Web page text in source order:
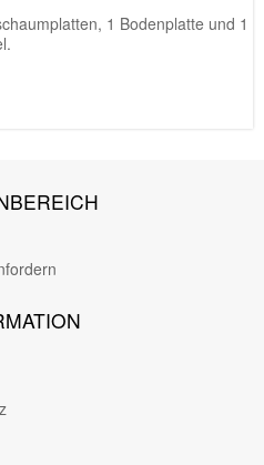
1 Bodenplatte und 1